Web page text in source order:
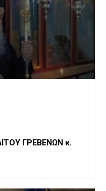
ΓΡΕΒΕΝΩΝ κ.